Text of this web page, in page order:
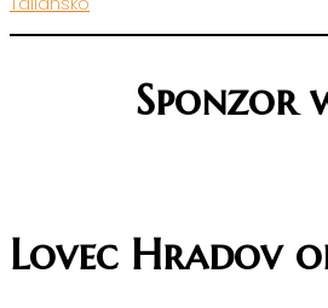
Sponzor
Lovec Hradov